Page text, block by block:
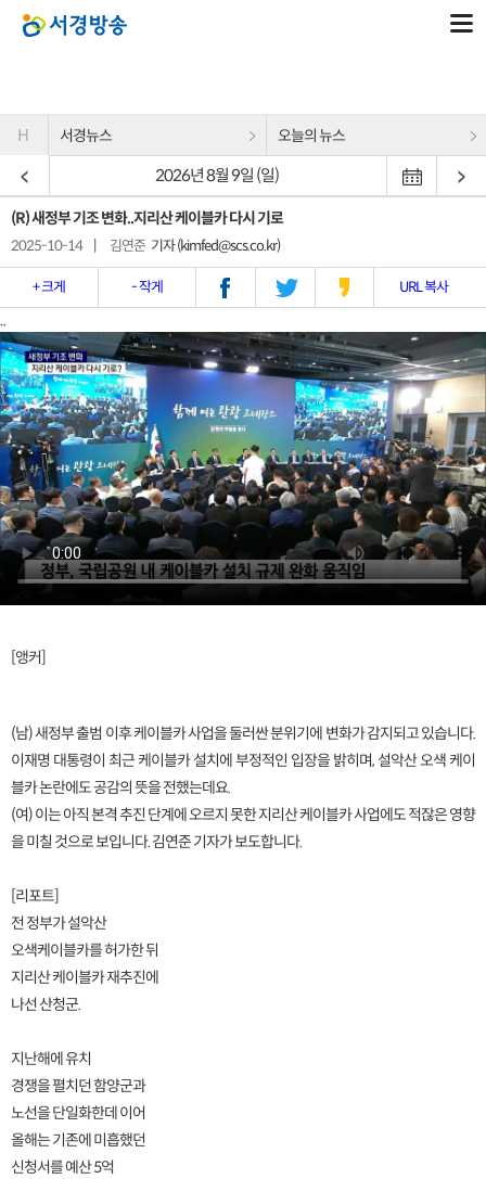
H 서경뉴스 오늘의 뉴스
2026년 8월 9일 (일)
(R) 새정부 기조 변화..지리산 케이블카 다시 기로
2025-10-14 김연준 기자 (kimfed@scs.co.kr)
+ 크게 - 작게 URL 복사
..
[앵커]
(남) 새정부 출범 이후 케이블카 사업을 둘러싼 분위기에 변화가 감지되고 있습니다.
이재명 대통령이 최근 케이블카 설치에 부정적인 입장을 밝히며, 설악산 오색 케이
블카 논란에도 공감의 뜻을 전했는데요.
(여) 이는 아직 본격 추진 단계에 오르지 못한 지리산 케이블카 사업에도 적잖은 영향
을 미칠 것으로 보입니다. 김연준 기자가 보도합니다.
[리포트]
전 정부가 설악산
오색케이블카를 허가한 뒤
지리산 케이블카 재추진에
나선 산청군.
지난해에 유치
경쟁을 펼치던 함양군과
노선을 단일화한데 이어
올해는 기존에 미흡했던
신청서를 예산 5억